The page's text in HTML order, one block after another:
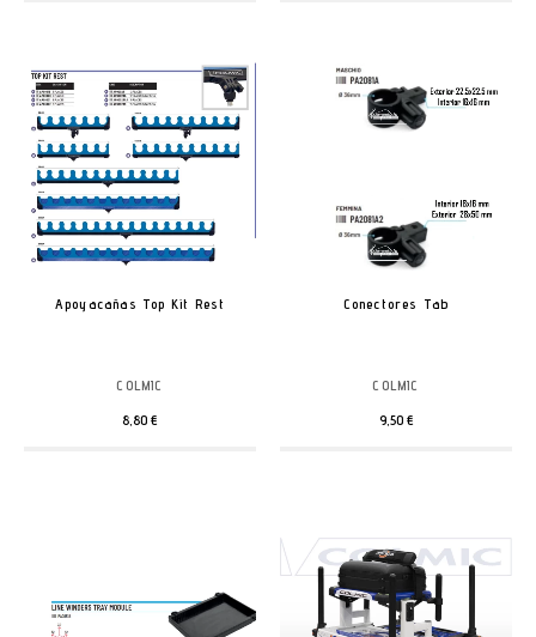
Apoyacañas Top Kit Rest
COLMIC
8,80 €
Conectores Tab
COLMIC
9,50 €